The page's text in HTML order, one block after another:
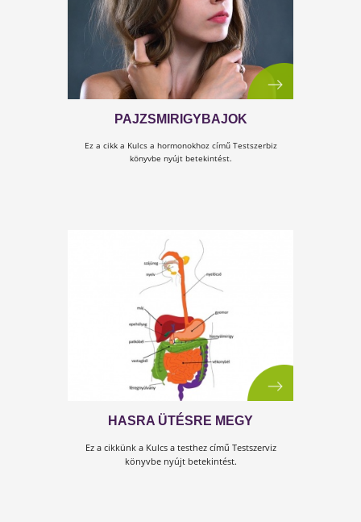
VESZÉLYEZTETETT
Olvasd el a Cél a 100 év! című könyvrészletet, és
megtudod mit rejt a cím!